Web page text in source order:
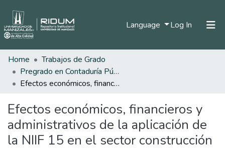
Language Log In (current)
Statistics
Home
Trabajos de Grado
Pregrado en Contaduría Pública
Efectos económicos, financieros y administrativos de la aplicación de la NIIF 15 en el sector construcción
Efectos económicos, financieros y
administrativos de la aplicación de
la NIIF 15 en el sector construcción